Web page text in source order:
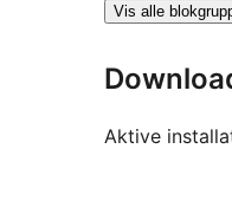
Vis alle
Aktive